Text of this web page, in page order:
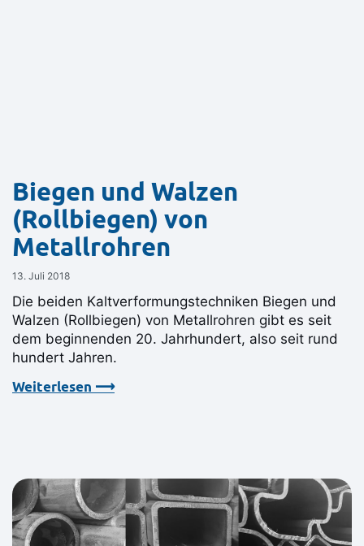
Biegen und Walzen
(Rollbiegen) von
Metallrohren
13. Juli 2018
Die beiden Kaltverformungstechniken Biegen und
Walzen (Rollbiegen) von Metallrohren gibt es seit
dem beginnenden 20. Jahrhundert, also seit rund
hundert Jahren.
Weiterlesen ⟶